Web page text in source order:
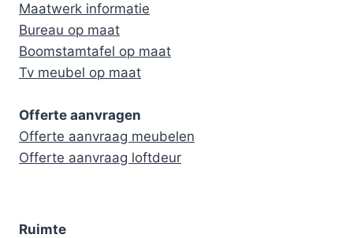
Maatwerk informatie
Bureau op maat
Boomstamtafel op maat
Tv meubel op maat
Offerte aanvragen
Offerte aanvraag meubelen
Offerte aanvraag loftdeur
Ruimte